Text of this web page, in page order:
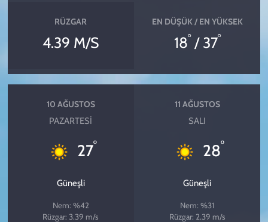
RÜZGAR
4.39 M/S
EN DÜŞÜK / EN YÜKSEK
18°/ 37°
10 AĞUSTOS
PAZARTESI
27°
Güneşli
Nem: %42
Rüzgar: 3.39 m/s
11 AĞUSTOS
SALI
28°
Güneşli
Nem: %31
Rüzgar: 2.39 m/s